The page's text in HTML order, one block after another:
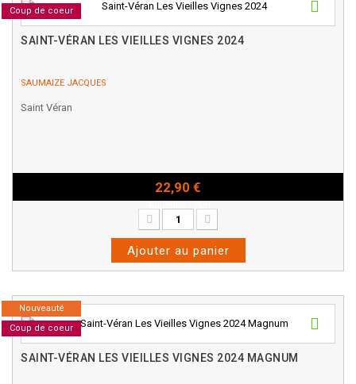
Coup de coeur
SAINT-VÉRAN LES VIEILLES VIGNES 2024
SAUMAIZE JACQUES
Saint Véran
22,90 €
Ajouter au panier
Nouveauté
Coup de coeur
SAINT-VÉRAN LES VIEILLES VIGNES 2024 MAGNUM